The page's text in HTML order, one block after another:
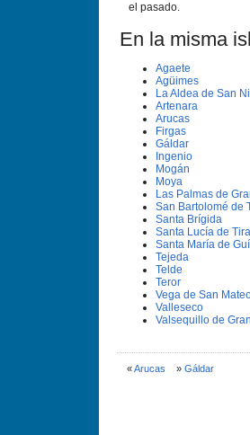
el pasado.
En la misma
Agaete
Agüimes
La Aldea de San
Artenara
Arucas
Firgas
Gáldar
Ingenio
Mogán
Moya
Las Palmas de
San Bartolomé de
Santa Brí­gida
Santa Lucí­a de
Santa Marí­a de
Tejeda
Telde
Teror
Vega de San
Valleseco
Valsequillo de
«Arucas » Gáldar